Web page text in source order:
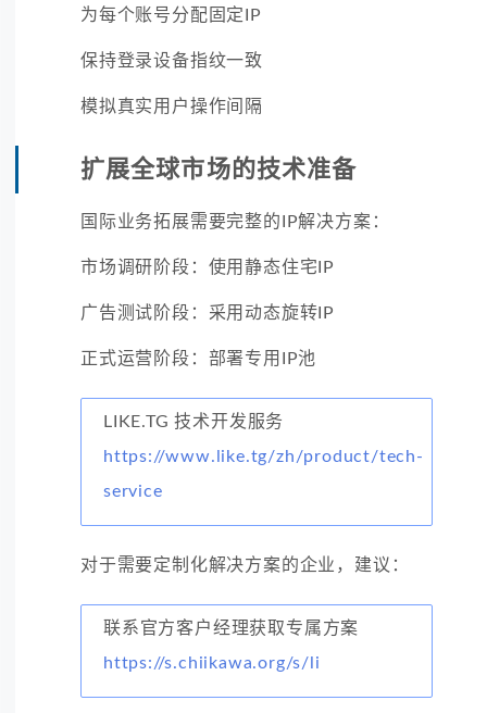
为每个账号分配固定IP
保持登录设备指纹一致
模拟真实用户操作间隔
扩展全球市场的技术准备
国际业务拓展需要完整的IP解决方案：
市场调研阶段：使用静态住宅IP
广告测试阶段：采用动态旋转IP
正式运营阶段：部署专用IP池
LIKE.TG 技术开发服务
https://www.like.tg/zh/product/tech-
service
对于需要定制化解决方案的企业，建议：
联系官方客户经理获取专属方案
https://s.chiikawa.org/s/li